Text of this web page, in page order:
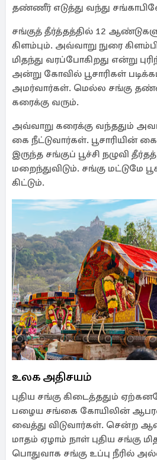
தண்ணீர் எடுத்து வந்து
சங்குத் தீர்த்தத்தில் 12
கிளம்பும். அவ்வாறு நுரை
மிதந்து வரப்போகிறது என்று
அன்று கோவில் பூசாரிகள்
அமர்வார்கள். மெல்ல சங்கு
கரைக்கு வரும்.
அவ்வாறு கரைக்கு வந்ததும்
கை நீட்டுவார்கள். பூசாரியின்
இருந்த சங்குப் பூச்சி நழுவி
மறைந்துவிடும். சங்கு மட்டுமே
கிட்டும்.
உலக அதிசயம்
புதிய சங்கு கிடைத்ததும்
பழைய சங்கை கோயிலின்
வைத்து விடுவார்கள். சென்ற
மாதம் ஏழாம் நாள் புதிய சங்கு
பொதுவாக சங்கு உப்பு நீரில்